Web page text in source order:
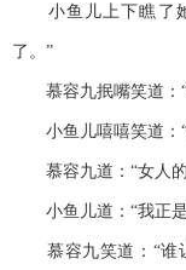
小鱼儿上下瞧了她
了。”
慕容九抿嘴笑道：“
小鱼儿嘻嘻笑道：“
慕容九道：“女人的
小鱼儿道：“我正是
慕容九笑道：“谁